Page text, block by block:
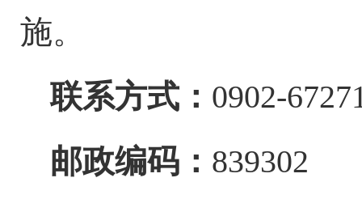
施。
联系方式： 0902-
邮政编码： 839302